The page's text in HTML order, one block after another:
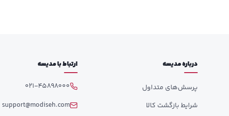
درباره مدیسه
پرسش‌های متداول
شرایط بازگشت کالا
ارتباط با مدیسه
021-45898000
support@modiseh.com